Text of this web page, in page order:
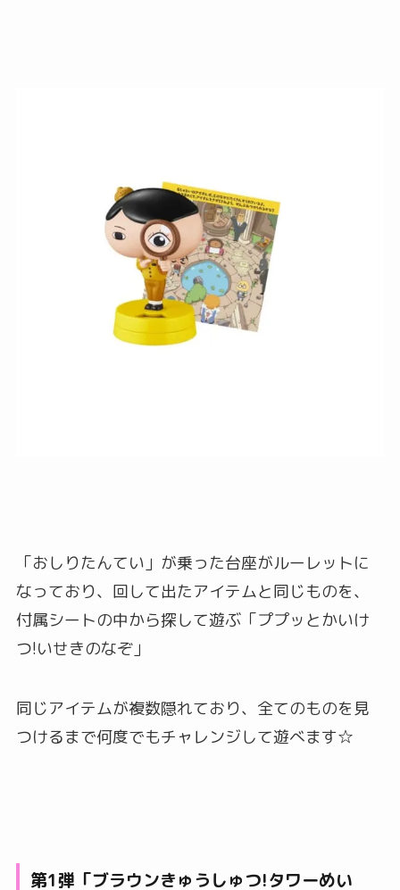
「おしりたんてい」が乗った台座がルーレットに
なっており、回して出たアイテムと同じものを、
付属シートの中から探して遊ぶ「ププッとかいけ
つ!いせきのなぞ」
同じアイテムが複数隠れており、全てのものを見
つけるまで何度でもチャレンジして遊べます☆
第1弾「ブラウンきゅうしゅつ!タワーめい